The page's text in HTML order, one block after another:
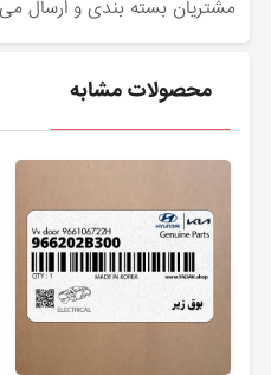
مشتریان بسته بندی و ارسال
محصولات مشابه